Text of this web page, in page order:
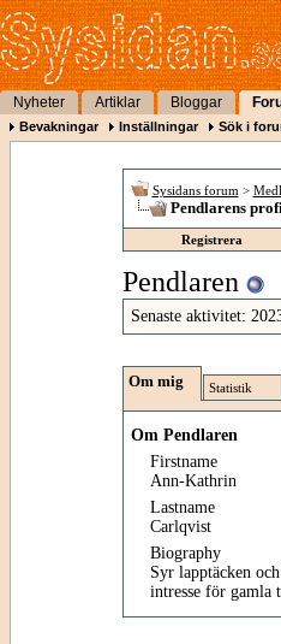
Nyheter Artiklar Bloggar
Bevakningar Inställningar Sök i
Sysidans forum >
Pendlarens
Registrera
Pendlaren
Senaste aktivitet:
Om mig Statistik
Om Pendlaren
Firstname
Ann-Kathrin
Lastname
Carlqvist
Biography
Syr lapptäcken
intresse för gamla